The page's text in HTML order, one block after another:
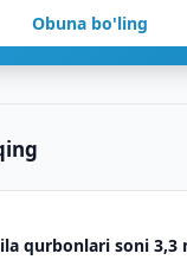
Obuna bo'ling
qurbonlari soni